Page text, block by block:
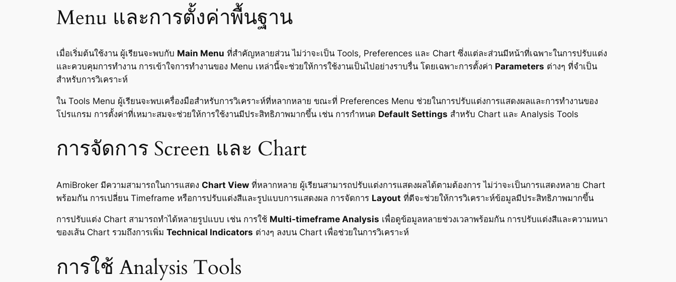
Menu และการตั้งค่าพื้นฐาน
เมื่อเริ่มต้นใช้งาน ผู้เรียนจะพบกับ Main Menu ที่สำคัญหลายส่วน ไม่ว่าจะเป็น Tools, Preferences และ Chart ซึ่งแต่ละส่วนมีหน้าที่เฉพาะในการปรับแต่ง
และควบคุมการทำงาน การเข้าใจการทำงานของ Menu เหล่านี้จะช่วยให้การใช้งานเป็นไปอย่างราบรื่น โดยเฉพาะการตั้งค่า Parameters ต่างๆ ที่จำเป็น
สำหรับการวิเคราะห์
ใน Tools Menu ผู้เรียนจะพบเครื่องมือสำหรับการวิเคราะห์ที่หลากหลาย ขณะที่ Preferences Menu ช่วยในการปรับแต่งการแสดงผลและการทำงานของ
โปรแกรม การตั้งค่าที่เหมาะสมจะช่วยให้การใช้งานมีประสิทธิภาพมากขึ้น เช่น การกำหนด Default Settings สำหรับ Chart และ Analysis Tools
การจัดการ Screen และ Chart
AmiBroker มีความสามารถในการแสดง Chart View ที่หลากหลาย ผู้เรียนสามารถปรับแต่งการแสดงผลได้ตามต้องการ ไม่ว่าจะเป็นการแสดงหลาย Chart
พร้อมกัน การเปลี่ยน Timeframe หรือการปรับแต่งสีและรูปแบบการแสดงผล การจัดการ Layout ที่ดีจะช่วยให้การวิเคราะห์ข้อมูลมีประสิทธิภาพมากขึ้น
การปรับแต่ง Chart สามารถทำได้หลายรูปแบบ เช่น การใช้ Multi-timeframe Analysis เพื่อดูข้อมูลหลายช่วงเวลาพร้อมกัน การปรับแต่งสีและความหนา
ของเส้น Chart รวมถึงการเพิ่ม Technical Indicators ต่างๆ ลงบน Chart เพื่อช่วยในการวิเคราะห์
การใช้ Analysis Tools